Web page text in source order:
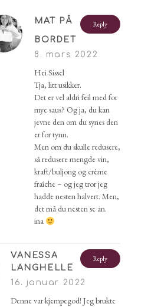
Reply
MAT PÅ
BORDET
8. mars 2022
Hei Sissel
Tja, litt usikker.
Det er vel aldri feil med for
mye saus? Og ja, du kan
jevne den om du synes den
er for tynn.
Men om du skulle redusere,
så redusere mengde vin,
kraft/buljong og crème
fraîche – og jeg tror jeg
hadde nesten halvert. Men,
det må du nesten se an.
ina
Reply
VANESSA
LANGHELLE
16. januar 2022
Denne var kjempegod! Jeg brukte